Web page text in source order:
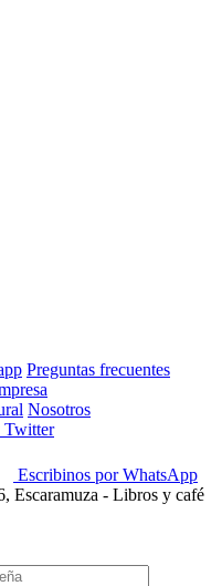
Preguntas frecuentes
Nosotros
Twitter
Escribinos por WhatsApp
Escaramuza - Libros y café